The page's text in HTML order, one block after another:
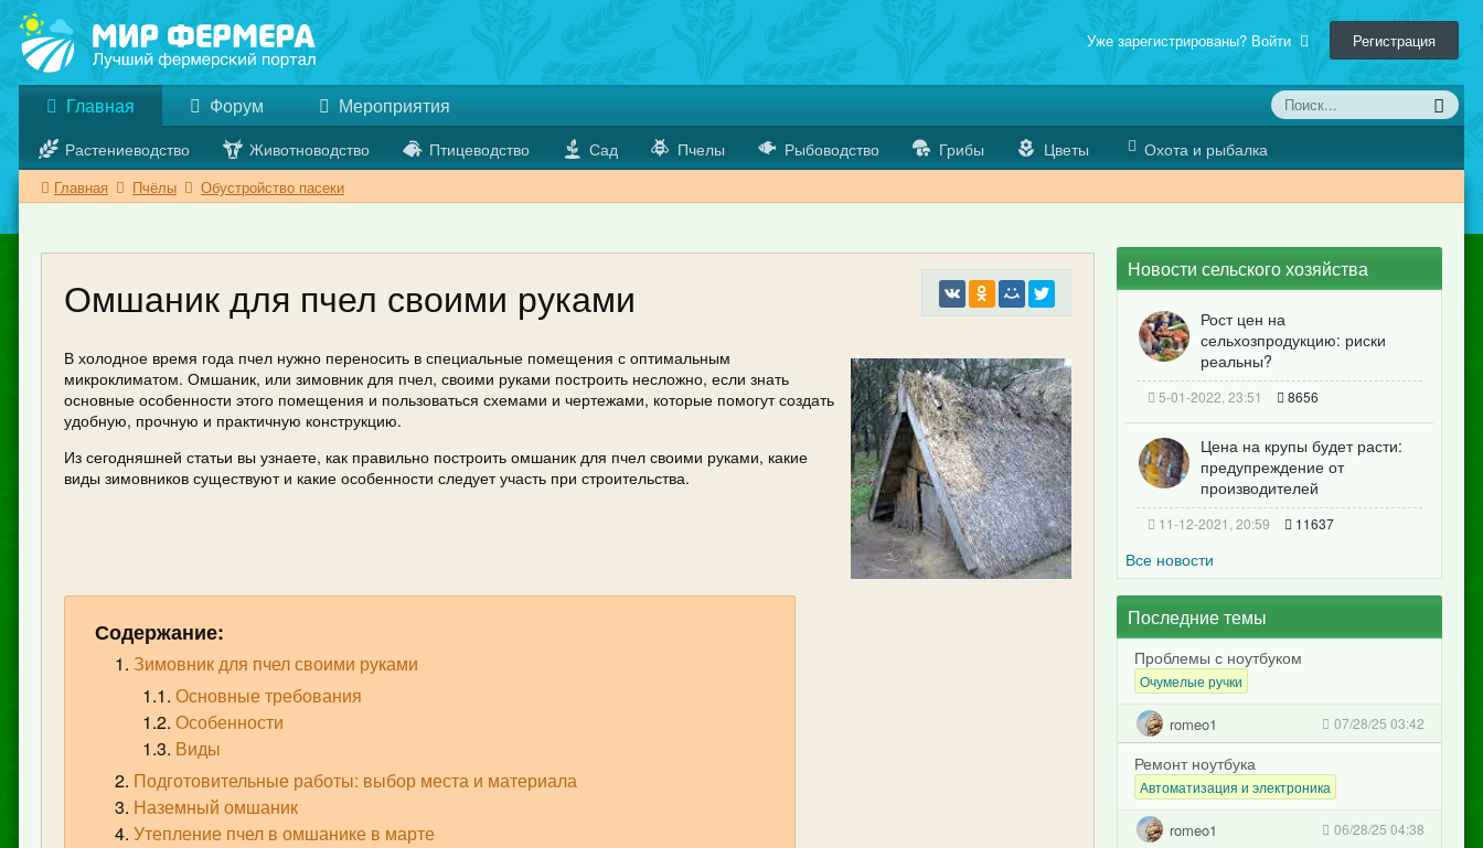
Уже зарегистрированы? Войти Регистрация
Главная
Растениеводство Животноводство Птицеводство Сад Пчелы Рыбоводство Грибы Цветы Охота и рыбалка
Форум Мероприятия
Главная Пчёлы Обустройство пасеки
Омшаник для пчел своими руками
В холодное время года пчел нужно переносить в специальные помещения с оптимальным
микроклиматом. Омшаник, или зимовник для пчел, своими руками построить несложно, если знать
основные особенности этого помещения и пользоваться схемами и чертежами, которые помогут создать
удобную, прочную и практичную конструкцию.
Из сегодняшней статьи вы узнаете, как правильно построить омшаник для пчел своими руками, какие
виды зимовников существуют и какие особенности следует участь при строительства.
Содержание:
Зимовник для пчел своими руками
Основные требования
Особенности
Виды
Подготовительные работы: выбор места и материала
Наземный омшаник
Утепление пчел в омшанике в марте
Новости сельского хозяйства
Рост цен на
сельхозпродукцию: риски
реальны?
5-01-2022, 23:51 8656
Цена на крупы будет расти:
предупреждение от
производителей
11-12-2021, 20:59 11637
Все новости
Последние темы
Проблемы с ноутбуком
Очумелые ручки
romeo1 07/28/25 03:42
Ремонт ноутбука
Автоматизация и электроника
romeo1 06/28/25 04:38